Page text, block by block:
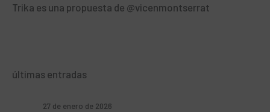
Trika es una propuesta de @vicenmontserrat
últimas entradas
27 de enero de 2026